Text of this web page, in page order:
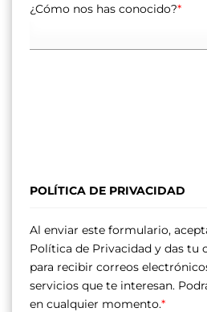
¿Cómo nos has conocido?*
POLÍTICA DE PRIVACIDAD
Al enviar este formulario,
Política de Privacidad y das tu
para recibir correos
servicios que te interesan.
en cualquier momento.*